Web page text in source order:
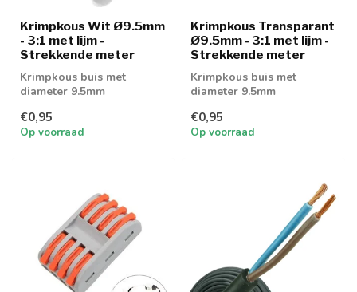
Krimpkous Wit Ø9.5mm
- 3:1 met lijm -
Strekkende meter
Krimpkous buis met
diameter 9.5mm
€0,95
Op voorraad
Krimpkous Transparant
Ø9.5mm - 3:1 met lijm -
Strekkende meter
Krimpkous buis met
diameter 9.5mm
€0,95
Op voorraad